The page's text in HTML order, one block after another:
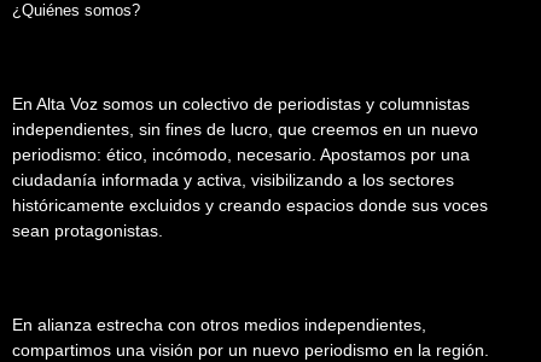
¿Quiénes somos?
En Alta Voz somos un colectivo de periodistas y columnistas
independientes, sin fines de lucro, que creemos en un nuevo
periodismo: ético, incómodo, necesario. Apostamos por una
ciudadanía informada y activa, visibilizando a los sectores
históricamente excluidos y creando espacios donde sus voces
sean protagonistas.
En alianza estrecha con otros medios independientes,
compartimos una visión por un nuevo periodismo en la región.